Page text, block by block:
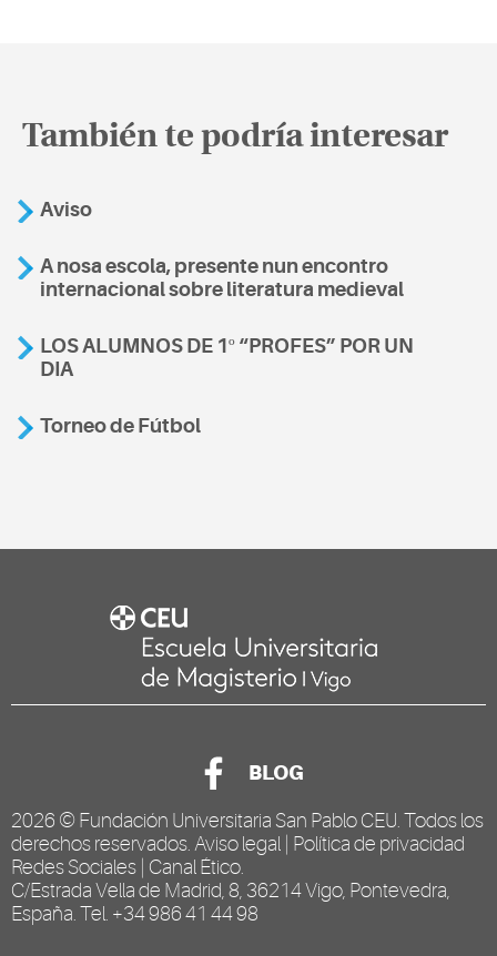
También te podría interesar
Aviso
A nosa escola, presente nun encontro
internacional sobre literatura medieval
LOS ALUMNOS DE 1º “PROFES” POR UN
DIA
Torneo de Fútbol
BLOG
2026 © Fundación Universitaria San Pablo CEU . Todos los
derechos reservados. Aviso legal
Política de privacidad
Redes Sociales Canal Ético
C/Estrada Vella de Madrid, 8, 36214 Vigo, Pontevedra,
España. Tel. +34 986 41 44 98